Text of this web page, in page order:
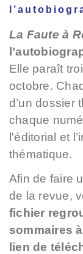
La Faute à
Elle paraît
octobre.
d’un dossier
chaque
l'éditorial et
thématique.
Afin de faire
de la revue,
fichier
sommaires
lien de